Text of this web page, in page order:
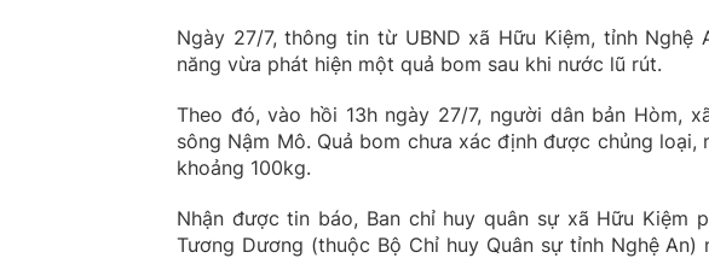
Ngày 27/7, thông tin từ UBND xã Hữu Kiệm, tỉnh
năng vừa phát hiện một quả bom sau khi nước lũ rút.
Theo đó, vào hồi 13h ngày 27/7, người dân bản Hòm,
sông Nậm Mô. Quả bom chưa xác định được chủng loại,
khoảng 100kg.
Nhận được tin báo, Ban chỉ huy quân sự xã Hữu
Tương Dương (thuộc Bộ Chỉ huy Quân sự tỉnh Nghệ